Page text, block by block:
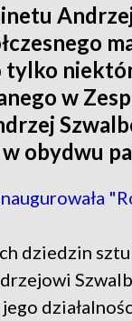
w
obydwu
dziedzin